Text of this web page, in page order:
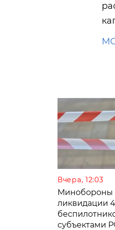
Вчера, 12:03
Минобороны
ликвидации
субъектами